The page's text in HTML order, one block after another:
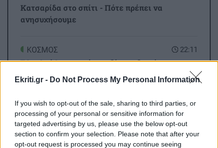
Ekriti.gr - Do Not Process My Personal Information
If you wish to opt-out of the sale, sharing to third parties, or
processing of your personal or sensitive information for
targeted advertising by us, please use the below opt-out
section to confirm your selection. Please note that after your
opt-out request is processed you may continue seeing
Κατσαρίδα στο σπίτι - Πότε πρέπει να
ανησυχήσουμε
22:11
ΚΟΣΜΟΣ
Εξαρθρώθηκε τεράστιο δίκτυο διακίνησης
μεταναστών και ναρκωτικών στη Μεσόγειο –
Πάνω από 24 εκατ. ευρώ κέρδη
21:53
ΥΓΕΙΑ
Αυτά τα φρούτα επιλέγουν 4 ενδοκρινολόγοι
για καλύτερο έλεγχο του σακχάρου
Όλες οι ειδήσεις